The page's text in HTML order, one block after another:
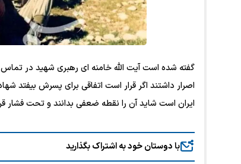
گفته شده است آیت الله خامنه ای رهبری شهید در
اصرار داشتند اگر قرار است اتفاقی برای پسرش بیفتد
ایران است شاید آن را نقطه ضعفی بدانند و تحت فشار
با دوستان خود به اشتراک بگذارید